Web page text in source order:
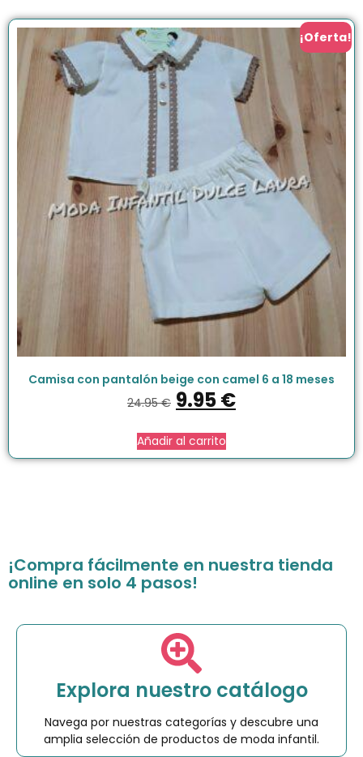
¡Oferta!
Camisa con pantalón beige con camel 6 a 18 meses
24.95€ 9.95€
Añadir al carrito
¡Compra fácilmente en nuestra tienda
online en solo 4 pasos!
Explora nuestro catálogo
Navega por nuestras categorías y descubre una
amplia selección de productos de moda infantil.